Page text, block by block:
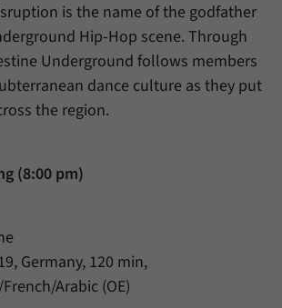
is the name of the godfather
Hip-Hop scene. Through
Underground follows members
dance culture as they put
the region.
(8:00 pm)
Germany, 120 min,
Arabic (OE)
Mit diesem Cookie können wir speichern, von
welcher Internetseite oder Suchmaschine
Besucher durch eine Verlinkung auf unsere
Internetseite weitergeleitet wurden.
Matomo
Mit diesem Cookie können wir für kurze Zeit
Daten über den aktuellen Aufenthalt von
Besuchern auf unserer Internetseite